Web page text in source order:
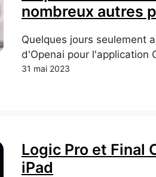
nombreux autres
Quelques jours seulement
d'Openai pour l'application
31 mai 2023
Logic Pro et Final
iPad